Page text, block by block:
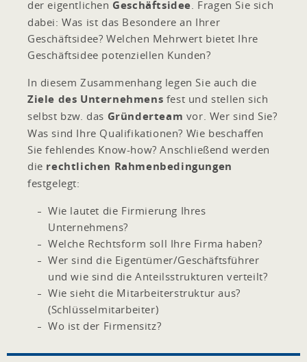
der eigentlichen Geschäftsidee. Fragen Sie sich
dabei: Was ist das Besondere an Ihrer
Geschäftsidee? Welchen Mehrwert bietet Ihre
Geschäftsidee potenziellen Kunden?
In diesem Zusammenhang legen Sie auch die
Ziele des Unternehmens fest und stellen sich
selbst bzw. das Gründerteam vor. Wer sind Sie?
Was sind Ihre Qualifikationen? Wie beschaffen
Sie fehlendes Know-how? Anschließend werden
die rechtlichen Rahmenbedingungen
festgelegt:
Wie lautet die Firmierung Ihres
Unternehmens?
Welche Rechtsform soll Ihre Firma haben?
Wer sind die Eigentümer/Geschäftsführer
und wie sind die Anteilsstrukturen verteilt?
Wie sieht die Mitarbeiterstruktur aus?
(Schlüsselmitarbeiter)
Wo ist der Firmensitz?